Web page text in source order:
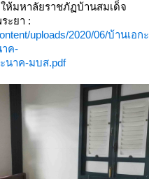
ห้มหาลัยราชภัฏบ้านสมเด็จ
ระยา :
uploads/2020/06/บ้านเอกะ
ค-
นาค-มบส.pdf